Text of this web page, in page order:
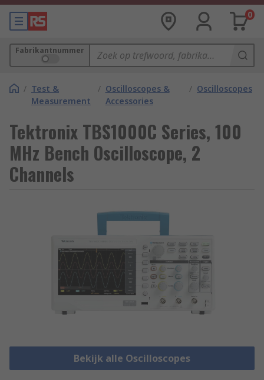
0
Fabrikantnummer
/ Test &
Measurement
/ Oscilloscopes &
Accessories
/ Oscilloscopes
Tektronix TBS1000C Series, 100
MHz Bench Oscilloscope, 2
Channels
Bekijk alle Oscilloscopes